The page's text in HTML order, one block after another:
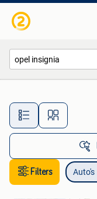
Filters Auto's